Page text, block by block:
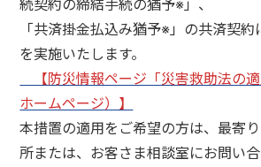
続契約の締結手続の猶予※」、
「共済掛金払込み猶予※」の共済契
を実施いたします。
【防災情報ページ「災害救助法の
ホームページ）】
本措置の適用をご希望の方は、最寄
所または、お客さま相談室にお問い合